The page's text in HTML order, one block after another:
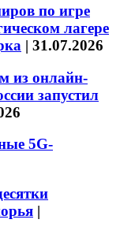
по игре
лагере
| 31.07.2026
из онлайн-
запустил
5G-
|